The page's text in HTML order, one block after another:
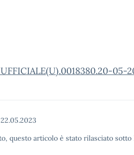
05-
22.05.2023
questo articolo è stato rilasciato